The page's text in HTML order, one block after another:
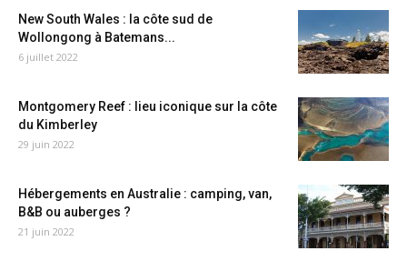
New South Wales : la côte sud de
Wollongong à Batemans...
6 juillet 2022
Montgomery Reef : lieu iconique sur la côte
du Kimberley
29 juin 2022
Hébergements en Australie : camping, van,
B&B ou auberges ?
21 juin 2022